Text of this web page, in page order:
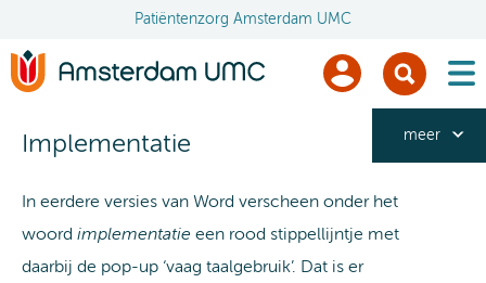
Patiëntenzorg Amsterdam UMC
Implementatie meer
In eerdere versies van Word verscheen onder het
woord implementatie een rood stippellijntje met
daarbij de pop-up ‘vaag taalgebruik’. Dat is er